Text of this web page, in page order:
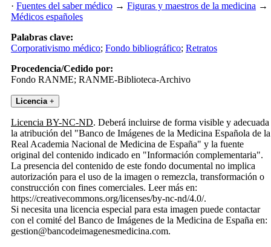
· Fuentes del saber médico → Figuras y maestros de la medicina →
Médicos españoles
Palabras clave:
Corporativismo médico; Fondo bibliográfico; Retratos
Procedencia/Cedido por:
Fondo RANME; RANME-Biblioteca-Archivo
Licencia +
Licencia BY-NC-ND. Deberá incluirse de forma visible y adecuada
la atribución del "Banco de Imágenes de la Medicina Española de la
Real Academia Nacional de Medicina de España" y la fuente
original del contenido indicado en "Información complementaria".
La presencia del contenido de este fondo documental no implica
autorización para el uso de la imagen o remezcla, transformación o
construcción con fines comerciales. Leer más en:
https://creativecommons.org/licenses/by-nc-nd/4.0/.
Si necesita una licencia especial para esta imagen puede contactar
con el comité del Banco de Imágenes de la Medicina de España en:
gestion@bancodeimagenesmedicina.com.